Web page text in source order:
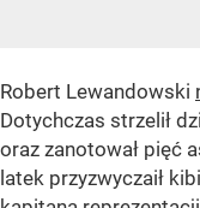
Robert Lewandowski
Dotychczas strzelił
oraz zanotował pięć
latek przyzwyczaił